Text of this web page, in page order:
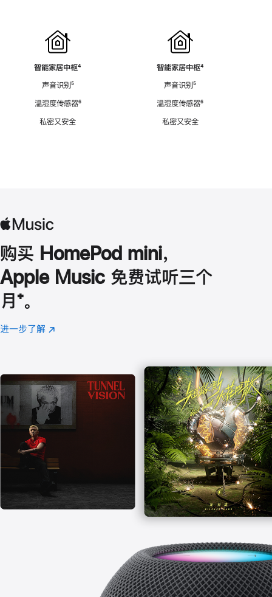
智能家居中枢脚
⁴
声音识别脚
⁵
温湿度传感器脚
⁶
私密又安全
智能家居中枢脚
⁴
声音识别脚
⁵
温湿度传感器脚
⁶
私密又安全
购买 HomePod mini，
Apple Music 免费试听三个
月 脚
注
⁺。
进一步了解 Apple
(在
口
中
打
开)